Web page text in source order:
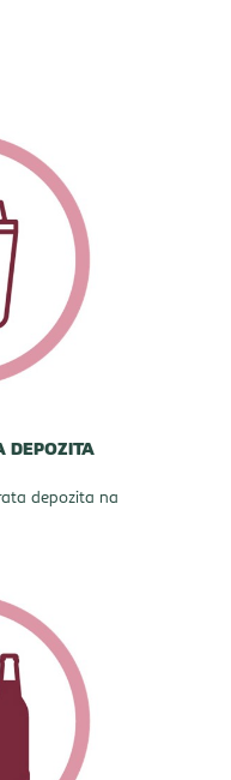
DEPOZITA
depozita na